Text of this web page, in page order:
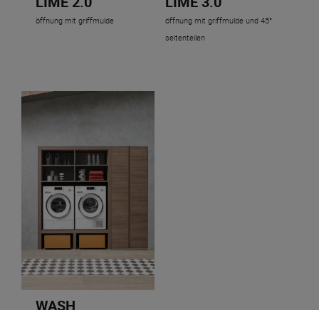
öffnung mit griffmulde
öffnung mit griffmulde und 45°
seitenteilen
WASH